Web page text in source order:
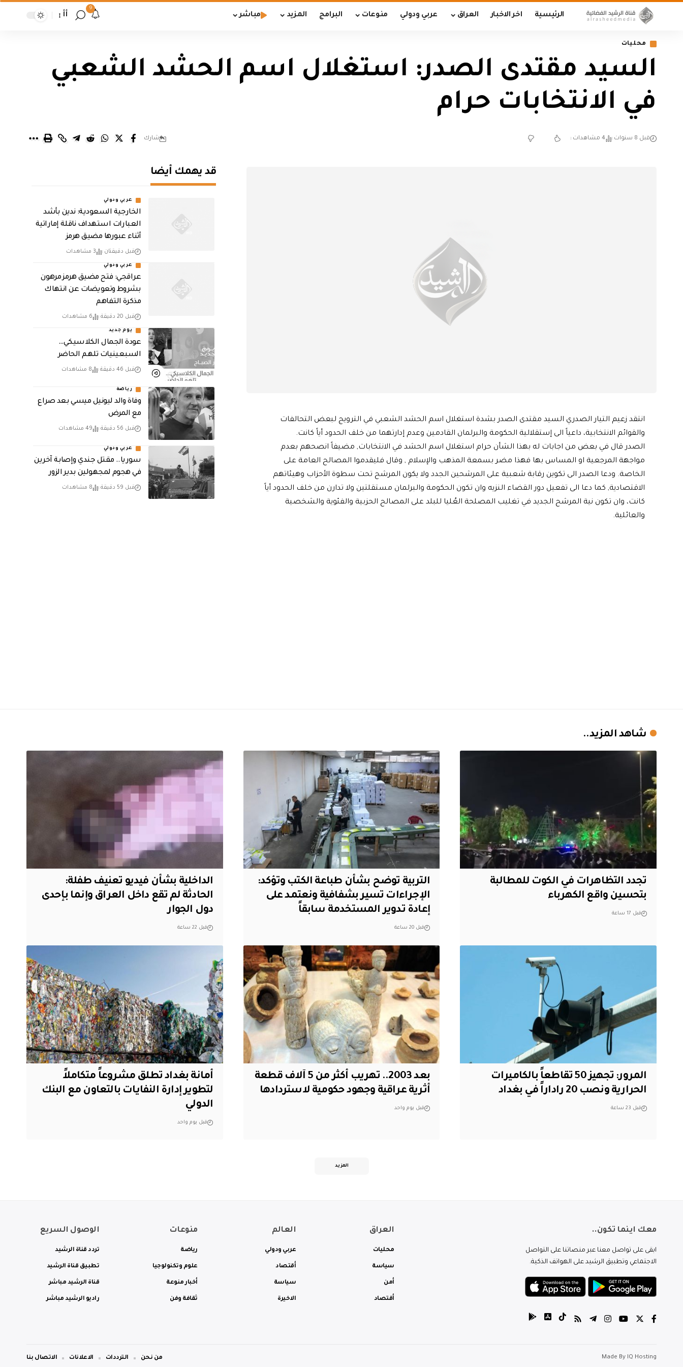
الرئيسية اخر الاخبار العراق عربي ودولي منوعات البرامج المزيد مباشر
9
أأ
محليات
السيد مقتدى الصدر: استغلال اسم الحشد الشعبي
في الانتخابات حرام
قبل 8 سنوات 4 مشاهدات شارك
انتقد زعيم التيار الصدري السيد مقتدى الصدر بشدة استغلال اسم الحشد الشعبي في الترويج لبعض التحالفات
والقوائم الانتخابية، داعياً الى إستقلالية الحكومة والبرلمان القادمين وعدم إدارتهما من خلف الحدود أياً كانت.
الصدر قال في بعض من اجابات له بهذا الشأن حرام استغلال اسم الحشد في الانتخابات, مضيفاً انصحهم بعدم
مواجهة المرجعية او المساس بها فهذا مضر بسمعة المذهب والإسلام , وقال فليقدموا المصالح العامة على
الخاصة. ودعا الصدر الى تكوين رقابة شعبية على المرشحين الجدد ولا يكون المرشح تحت سطوة الأحزاب وهيئاتهم
الاقتصادية, كما دعا الى تفعيل دور القضاء النزيه وان تكون الحكومة والبرلمان مستقلتين ولا تدارن من خلف الحدود أياً
كانت، وان تكون نية المرشح الجديد في تغليب المصلحة العُليا للبلد على المصالح الحزبية والفئوية والشخصية
والعائلية.
قد يهمك أيضا
عربي ودولي
‏الخارجية السعودية: ندين بأشد
العبارات استهداف ناقلة إماراتية
أثناء عبورها مضيق هرمز
قبل دقيقتان 3 مشاهدات
عربي ودولي
عراقجي: فتح مضيق هرمز مرهون
بشروط وتعويضات عن انتهاك
مذكرة التفاهم
قبل 20 دقيقة 6 مشاهدات
يوم جديد
عودة الجمال الكلاسيكي…
السبعينيات تلهم الحاضر
قبل 46 دقيقة 8 مشاهدات
رياضة
وفاة والد ليونيل ميسي بعد صراع
مع المرض
قبل 56 دقيقة 49 مشاهدات
عربي ودولي
سوريا.. مقتل جندي وإصابة آخرين
في هجوم لمجهولين بدير الزور
قبل 59 دقيقة 8 مشاهدات
شاهد المزيد..
تجدد التظاهرات في الكوت للمطالبة
بتحسين واقع الكهرباء
قبل 17 ساعة
التربية توضح بشأن طباعة الكتب وتؤكد:
الإجراءات تسير بشفافية ونعتمد على
إعادة تدوير المستخدمة سابقاً
قبل 20 ساعة
الداخلية بشأن فيديو تعنيف طفلة:
الحادثة لم تقع داخل العراق وإنما بإحدى
دول الجوار
قبل 22 ساعة
المرور: تجهيز 50 تقاطعاً بالكاميرات
الحرارية ونصب 20 راداراً في بغداد
قبل 23 ساعة
بعد 2003.. تهريب أكثر من 5 آلاف قطعة
أثرية عراقية وجهود حكومية لاستردادها
قبل يوم واحد
أمانة بغداد تطلق مشروعاً متكاملاً
لتطوير إدارة النفايات بالتعاون مع البنك
الدولي
قبل يوم واحد
المزيد
معك اينما تكون..
ابقى على تواصل معنا عبر منصاتنا على التواصل
الاجتماعي وتطبيق الرشيد على الهواتف الذكية.
العراق
محليات
سياسة
أمن
أقتصاد
العالم
عربي ودولي
أقتصاد
سياسة
الاخيرة
منوعات
رياضة
علوم وتكنولوجيا
أخبار منوعة
ثقافة وفن
الوصول السريع
تردد قناة الرشيد
تطبيق قناة الرشيد
قناة الرشيد مباشر
راديو الرشيد مباشر
Made By IQ Hosting من نحن الترددات الاعلانات الاتصال بنا